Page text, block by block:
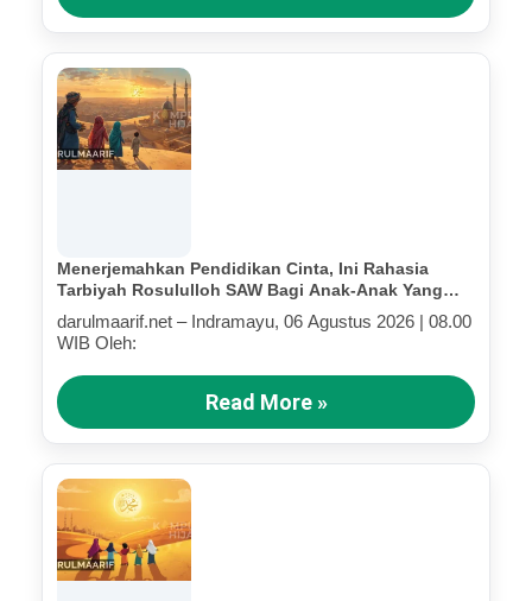
Menerjemahkan Pendidikan Cinta, Ini Rahasia
Tarbiyah Rosululloh SAW Bagi Anak-Anak Yang
Terluka (Bagian IV)
darulmaarif.net – Indramayu, 06 Agustus 2026 | 08.00
WIB Oleh:
Read More »